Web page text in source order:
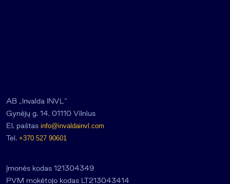
AB „Invalda INVL“
Gynėjų g. 14, 01110 Vilnius
El. paštas info@invaldainvl.com
Tel. +370 527 90601
Įmonės kodas 121304349
PVM mokėtojo kodas LT213043414